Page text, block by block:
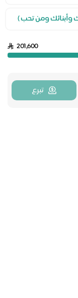
201,600
تبرع